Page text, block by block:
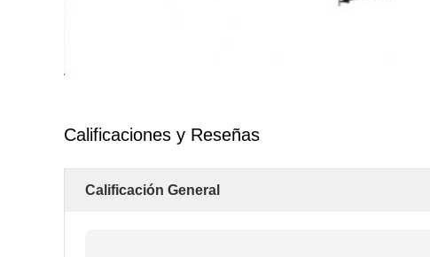
Calificaciones y Reseñas
Calificación General